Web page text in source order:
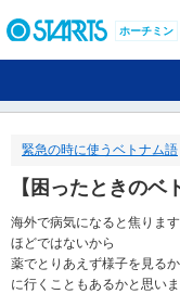
ー
移
め
の
リ
ン
ホーチミン
緊急の時に使うベトナム語
【困ったときのベ
海外で病気になると焦りま
ほどではないから
薬でとりあえず様子を見る
に行くこともあるかと思いま